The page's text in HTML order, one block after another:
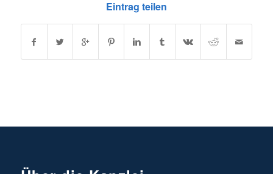
Eintrag teilen